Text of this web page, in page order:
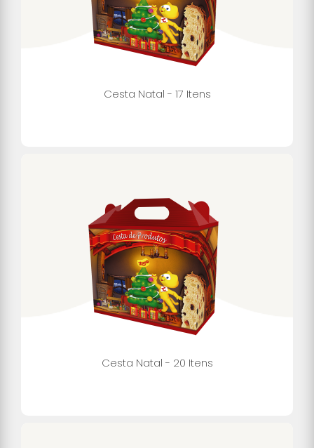
Cesta Natal - 17 Itens
Cesta Natal - 20 Itens